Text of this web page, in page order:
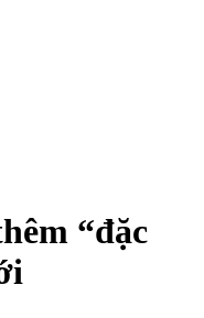
“đặc